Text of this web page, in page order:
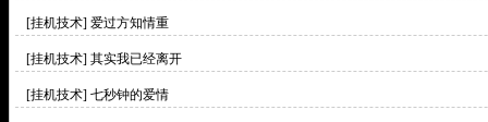
[挂机技术] 爱过方知情重
[挂机技术] 其实我已经离开
[挂机技术] 七秒钟的爱情